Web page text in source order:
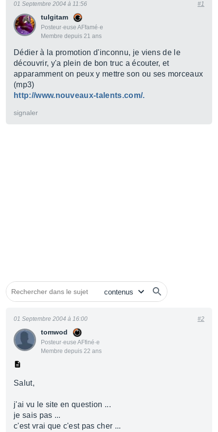
tulgitam
Posteur·euse AFfamé·e
Membre depuis 21 ans
01 Septembre 2004 à 11:56 #1
Dédier à la promotion d'inconnu, je viens de le
découvrir, y'a plein de bon truc a écouter, et
apparamment on peux y mettre son ou ses morceaux
(mp3)
http://www.nouveaux-talents.com/.
signaler
tomwod
Posteur·euse AFfiné·e
Membre depuis 22 ans
01 Septembre 2004 à 16:00 #2
Salut,
j'ai vu le site en question ...
je sais pas ...
c'est vrai que c'est pas cher ...